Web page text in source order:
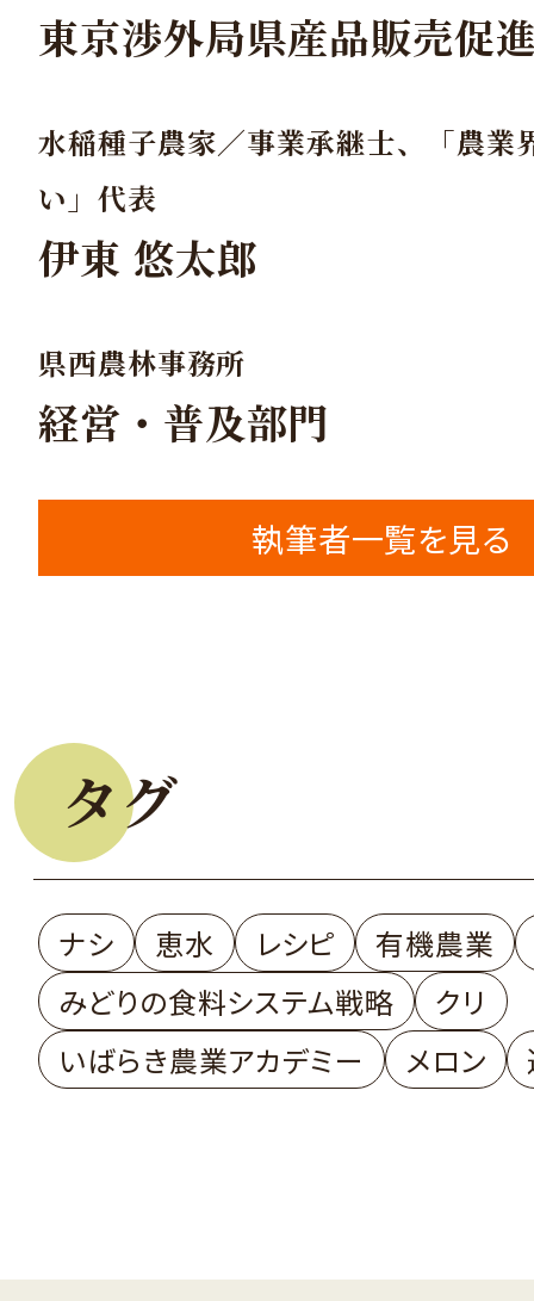
東京渉外局県産品販売促
水稲種子農家／事業承継士、「農業
い」代表
伊東 悠太郎
県西農林事務所
経営・普及部門
執筆者一覧を見る
タグ
ナシ 恵水 レシピ
有機農業
みどりの食料システム戦略
クリ
いばらき農業アカデミー
メロン